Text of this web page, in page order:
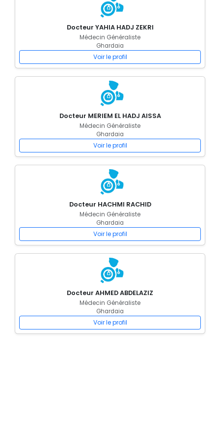
Docteur YAHIA HADJ ZEKRI
Médecin Généraliste
Ghardaia
Voir le profil
Docteur MERIEM EL HADJ AISSA
Médecin Généraliste
Ghardaia
Voir le profil
Docteur HACHMI RACHID
Médecin Généraliste
Ghardaia
Voir le profil
Docteur AHMED ABDELAZIZ
Médecin Généraliste
Ghardaia
Voir le profil